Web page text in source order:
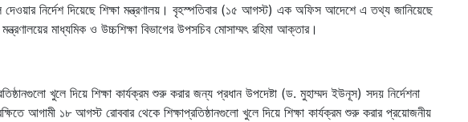
দেওয়ার নির্দেশ দিয়েছে শিক্ষা মন্ত্রণালয়। বৃহস্পতিবার (১৫ আগস্ট) এক অফিস আদেশে এ তথ্য জানিয়েছে
মাধ্যমিক ও উচ্চশিক্ষা বিভাগের উপসচিব মোসাম্মৎ রহিমা আক্তার।
খুলে দিয়ে শিক্ষা কার্যক্রম শুরু করার জন্য প্রধান উপদেষ্টা (ড. মুহাম্মদ ইউনূস) সদয় নির্দেশনা
আগামী ১৮ আগস্ট রোববার থেকে শিক্ষাপ্রতিষ্ঠানগুলো খুলে দিয়ে শিক্ষা কার্যক্রম শুরু করার প্রয়োজনীয়